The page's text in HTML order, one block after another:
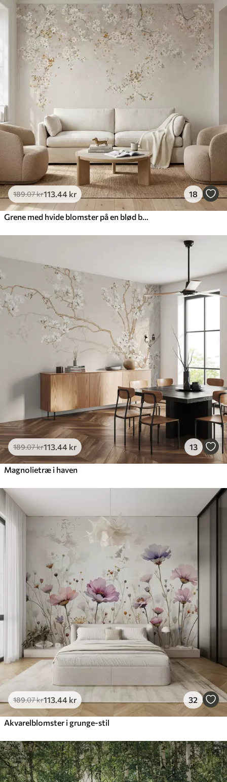
189.07kr113 .44 kr 18
189.07kr113 .44 kr 13
Magnolietræ i haven
189.07kr113 .44 kr 32
Akvarelblomster i grunge-stil